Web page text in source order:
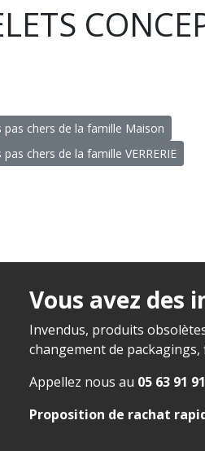
chers de la famille Maison
chers de la famille VERRERIE
Vous avez des
Invendus, produits
changement de packagings,
Appellez nous au 05 63 91
Proposition de rachat